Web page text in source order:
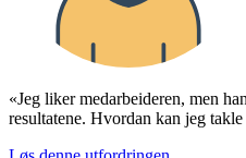
«Jeg liker medarbeideren, men
resultatene. Hvordan kan jeg